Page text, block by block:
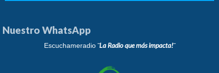
Nuestro WhatsApp
Escuchameradio¨La Radio que más impacta!¨